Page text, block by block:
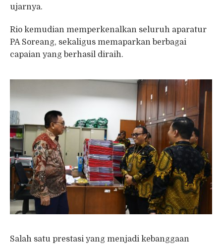
ujarnya.
Rio kemudian memperkenalkan seluruh aparatur
PA Soreang, sekaligus memaparkan berbagai
capaian yang berhasil diraih.
Salah satu prestasi yang menjadi kebanggaan